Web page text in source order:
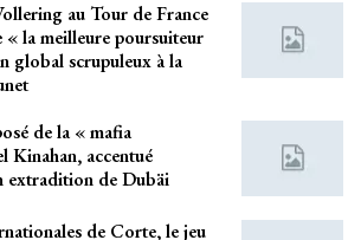
au Tour de France
« la meilleure poursuiteur
global scrupuleux à la
de la « mafia
Kinahan, accentué
extradition de Dubäi
de Corte, le jeu